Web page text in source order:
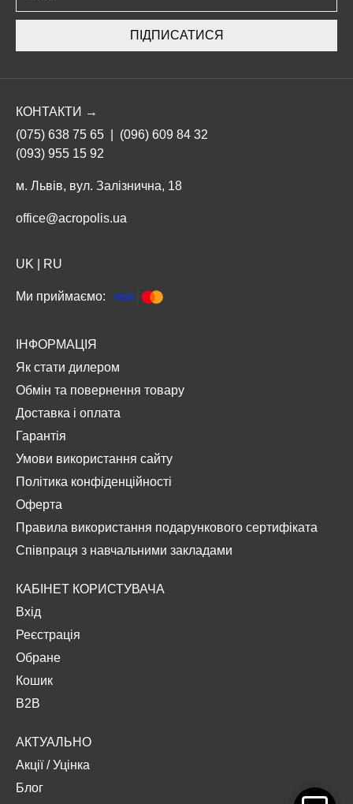
ПІДПИСАТИСЯ
КОНТАКТИ →
(075) 638 75 65
(096) 609 84 32
(093) 955 15 92
м. Львів, вул. Залізнична, 18
office@acropolis.ua
UK RU
Ми приймаємо:
ІНФОРМАЦІЯ
Як стати дилером
Обмін та повернення товару
Доставка і оплата
Гарантія
Умови використання сайту
Політика конфіденційності
Оферта
Правила використання подарункового сертифіката
Співпраця з навчальними закладами
КАБІНЕТ КОРИСТУВАЧА
Вхід
Реєстрація
Обране
Кошик
B2B
АКТУАЛЬНО
Акції/Уцінка
Блог